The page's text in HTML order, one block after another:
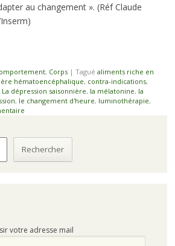
au changement ». (Réf Claude
, Corps | Tagué aliments riche en
hématoencéphalique, contra-indications,
La dépression saisonnière, la mélatonine, la
, le changement d'heure, luminothérapie,
Rechercher
votre adresse mail